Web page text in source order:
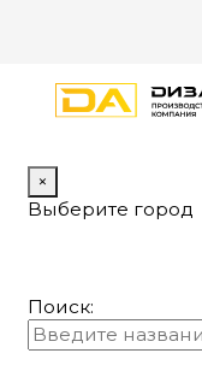
×
Выберите город
Поиск: